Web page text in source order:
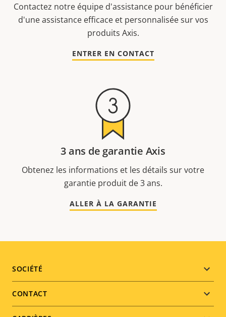
Contactez notre équipe d'assistance pour bénéficier
d'une assistance efficace et personnalisée sur vos
produits Axis.
ENTRER EN CONTACT
3 ans de garantie Axis
Obtenez les informations et les détails sur votre
garantie produit de 3 ans.
ALLER À LA GARANTIE
Footer
menu
SOCIÉTÉ
CONTACT